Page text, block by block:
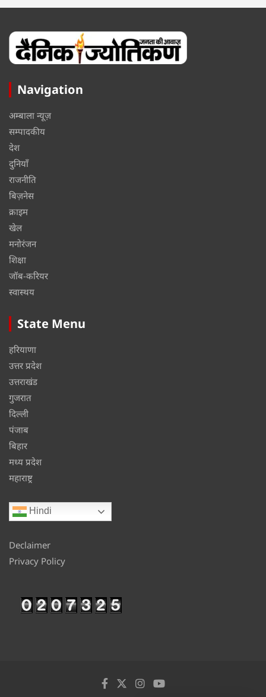
Navigation
अम्बाला न्यूज़
सम्पादकीय
देश
दुनियाँ
राजनीति
बिज़नेस
क्राइम
खेल
मनोरंजन
शिक्षा
जॉब-करियर
स्वास्थय
State Menu
हरियाणा
उत्तर प्रदेश
उत्तराखंड
गुजरात
दिल्ली
पंजाब
बिहार
मध्य प्रदेश
महाराष्ट्र
Hindi
Declaimer
Privacy Policy